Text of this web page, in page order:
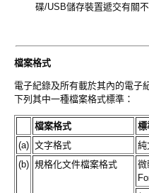
碟/USB儲存裝置遞交有關
檔案格式
電子紀錄及所有載於其內的電子
下列其中一種檔案格式標準：
檔案格式
標
(a) 文字格式
純
(b) 規格化文件檔案格式
微